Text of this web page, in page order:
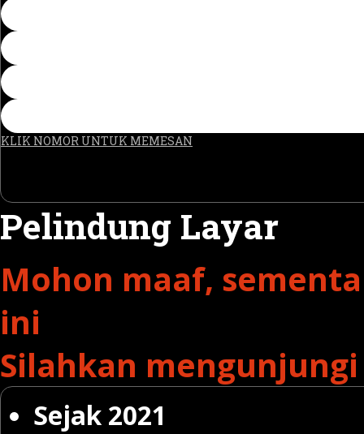
KLIK NOMOR UNTUK MEMESAN
Pelindung Layar
Mohon maaf,
ini
Silahkan
Sejak 2021